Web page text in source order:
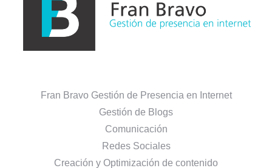
Fran Bravo Gestión de Presencia en Internet
Gestión de Blogs
Comunicación
Redes Sociales
Creación y Optimización de contenido